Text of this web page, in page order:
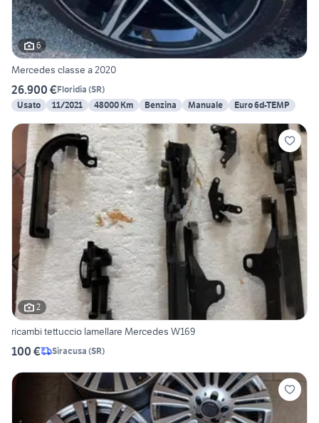
6
Mercedes classe a 2020
26.900 €Floridia (SR)
Usato
11/2021 48000 Km Benzina Manuale Euro 6d-TEMP
2
ricambi tettuccio lamellare Mercedes W169
100 € Siracusa (SR)